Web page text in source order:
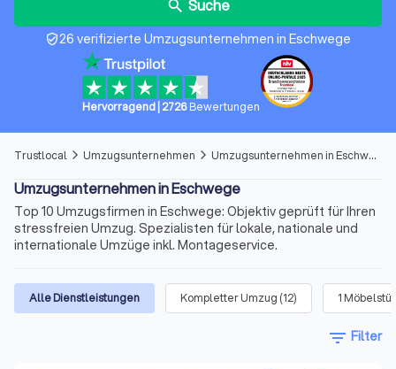
search Suche
verified_user26 verifizierte Umzugsunternehmen in Eschwege
Hervorragend 2726Bewertungen
Trustlocal arrow_forward_ios Umzugsunternehmen arrow_forward_ios Umzugsunternehmen in Eschwege
Umzugsunternehmen in Eschwege
Top 10 Umzugsfirmen in Eschwege: Objektiv geprüft für Ihren
stressfreien Umzug. Spezialisten für lokale, nationale und
internationale Umzüge inkl. Montageservice.
Alle Dienstleistungen Kompletter Umzug (12) 1
filter_list Filter